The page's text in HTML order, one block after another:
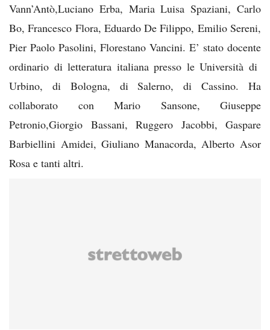
Vann’Antò,Luciano Erba, Maria Luisa Spaziani, Carlo
Bo, Francesco Flora, Eduardo De Filippo, Emilio Sereni,
Pier Paolo Pasolini, Florestano Vancini. E’ stato docente
ordinario di letteratura italiana presso le Università di
Urbino, di Bologna, di Salerno, di Cassino. Ha
collaborato con Mario Sansone, Giuseppe
Petronio,Giorgio Bassani, Ruggero Jacobbi, Gaspare
Barbiellini Amidei, Giuliano Manacorda, Alberto Asor
Rosa e tanti altri.